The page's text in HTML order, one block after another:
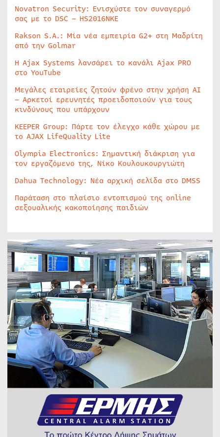
Novatron Security: Ενισχύστε τον συναγερμό
σας με το DSC – HS2016NKE
Rakson S.A.: Μία νέα εμπειρία G2+ στη Μαδρίτη
από την Golmar
Η Ajax Systems λανσάρει το κανάλι Ajax PRO
στο YouTube
Μεγάλες εταιρείες ζητούν φρένο στην χρήση AI
– Αρκετοί ερευνητές προειδοποιούν για τους
κινδύνους που υπάρχουν
KEEPER Group: Πάρτε τον έλεγχο κάθε χώρου με
το AJAX LifeQuality Lite
Olympia Electronics: Σημαντική διάκριση για
τον εργαζόμενο της, Νίκο Κουλουκουργιώτη
Dahua Technology: Νέα αρχική σελίδα στο DMSS
Παράταση στο πλαίσιο εντοπισμού της online
σεξουαλικής κακοποίησης παιδιών